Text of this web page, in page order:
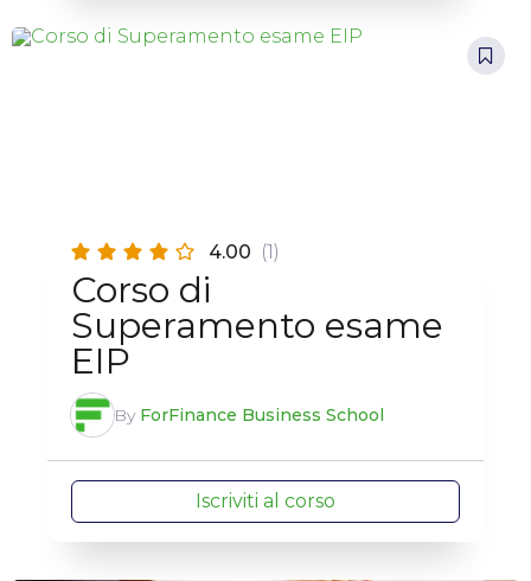
4.00 (1)
Corso di
Superamento esame
EIP
By ForFinance Business School
Iscriviti al corso